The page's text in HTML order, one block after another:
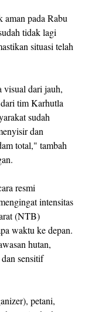
aman pada Rabu
tidak lagi
situasi telah
visual dari jauh,
tim Karhutla
sudah
dan
total," tambah
resmi
intensitas
(NTB)
waktu ke depan.
hutan,
sensitif
petani,